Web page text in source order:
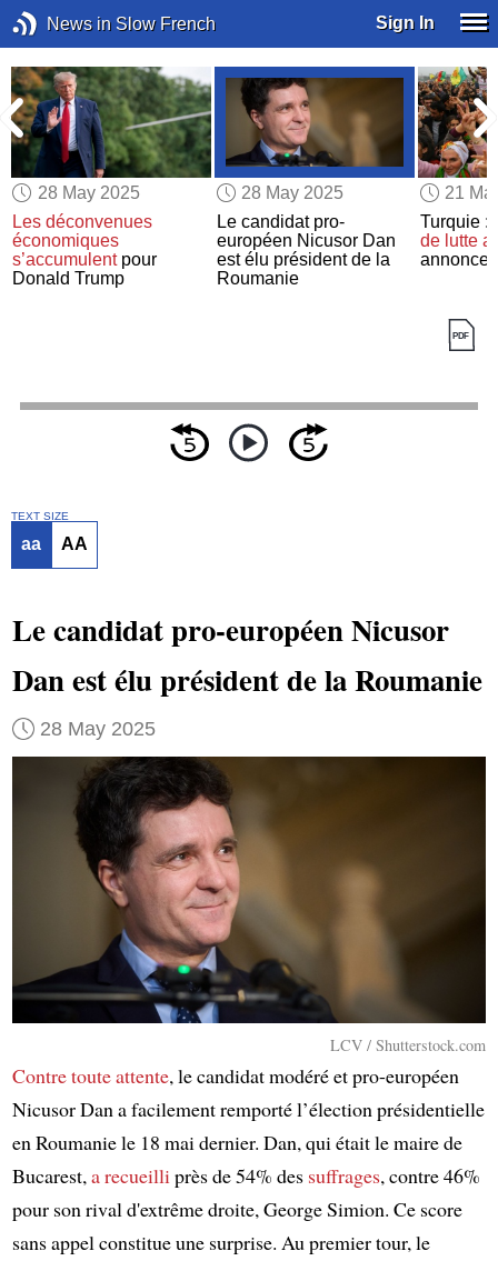
News in Slow French Sign In
28 May 2025
Les déconvenues
économiques
s’accumulentpour
Donald Trump
28 May 2025
Le candidat pro-
européen Nicusor Dan
est élu président de la
Roumanie
21
Turquie :
de lutte
annonce
TEXT SIZE
aa AA
Le candidat pro-européen Nicusor
Dan est élu président de la Roumanie
28 May 2025
LCV / Shutterstock.com
Contre toute attente, le candidat modéré et pro-européen
Nicusor Dan a facilement remporté l’élection présidentielle
en Roumanie le 18 mai dernier. Dan, qui était le maire de
Bucarest,a recueilliprès de 54% des suffrages, contre 46%
pour son rival d'extrême droite, George Simion. Ce score
sans appel constitue une surprise. Au premier tour, le